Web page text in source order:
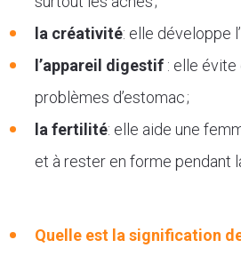
la créativité: elle développe
l’appareil digestif : elle
problèmes d’estomac ;
la fertilité: elle aide une
et à rester en forme pendant
Quelle est la signification